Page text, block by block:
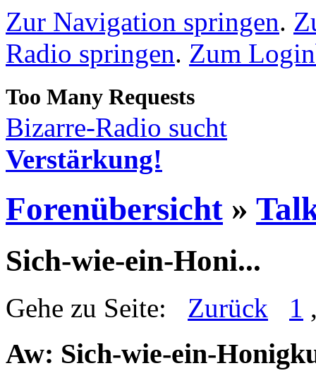
Zur Navigation springen.
Radio springen. Zum
Bizarre-Radio sucht
Verstärkung!
Forenübersicht »
Sich-wie-ein-Honi...
Gehe zu Seite: Zurück 1
Aw: Sich-wie-ein-